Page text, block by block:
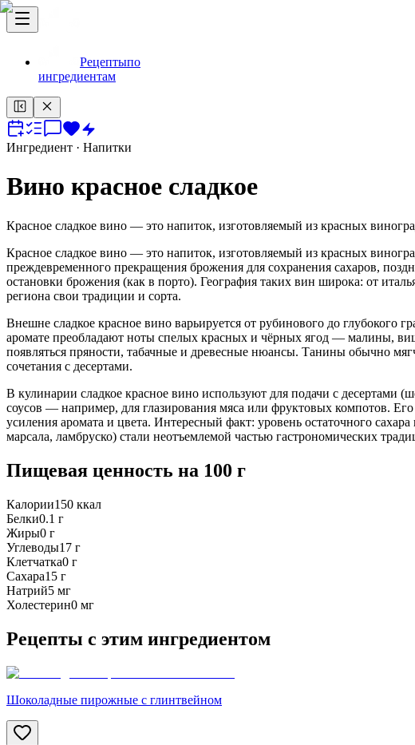
Рецептыпо
ингредиентам
Ингредиент · Напитки
Вино красное сладкое
Красное сладкое вино — это напиток, изготовляемый из красных
Красное сладкое вино — это напиток, изготовляемый из красных
преждевременного прекращения брожения для сохранения сахаров,
остановки брожения (как в порто). География таких вин широка: от
региона свои традиции и сорта.
Внешне сладкое красное вино варьируется от рубинового до глубокого
аромате преобладают ноты спелых красных и чёрных ягод — малины,
появляться пряности, табачные и древесные нюансы. Танины обычно
сочетания с десертами.
В кулинарии сладкое красное вино используют для подачи с
соусов — например, для глазирования мяса или фруктовых компотов.
усиления аромата и цвета. Интересный факт: уровень остаточного
марсала, ламбруско) стали неотъемлемой частью гастрономических
Пищевая ценность на 100 г
Калории150 ккал
Белки0.1 г
Жиры0 г
Углеводы17 г
Клетчатка0 г
Сахара15 г
Натрий5 мг
Холестерин0 мг
Рецепты с этим ингредиентом
Шоколадные пирожные с глинтвейном